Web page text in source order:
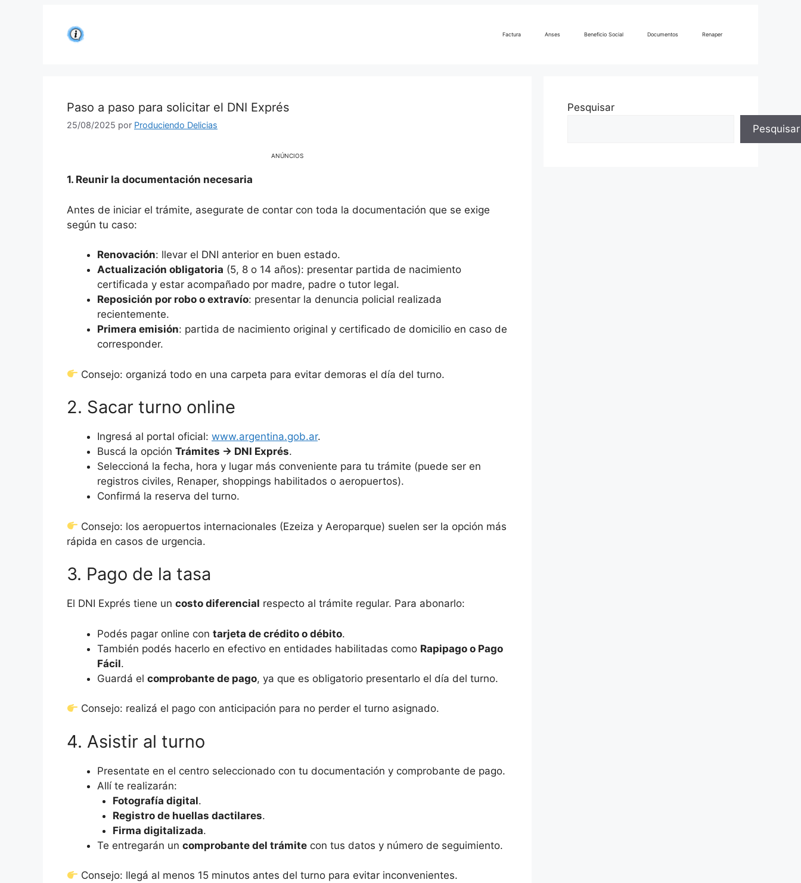
Factura Anses Beneficio Social Documentos Renaper
Paso a paso para solicitar el DNI Exprés
25/08/2025 por Produciendo Delicias
ANÚNCIOS
1. Reunir la documentación necesaria
Antes de iniciar el trámite, asegurate de contar con toda la documentación que se exige
según tu caso:
Renovación: llevar el DNI anterior en buen estado.
Actualización obligatoria (5, 8 o 14 años): presentar partida de nacimiento
certificada y estar acompañado por madre, padre o tutor legal.
Reposición por robo o extravío: presentar la denuncia policial realizada
recientemente.
Primera emisión: partida de nacimiento original y certificado de domicilio en caso de
corresponder.
Consejo: organizá todo en una carpeta para evitar demoras el día del turno.
2. Sacar turno online
Ingresá al portal oficial: www.argentina.gob.ar.
Buscá la opción Trámites → DNI Exprés.
Seleccioná la fecha, hora y lugar más conveniente para tu trámite (puede ser en
registros civiles, Renaper, shoppings habilitados o aeropuertos).
Confirmá la reserva del turno.
Consejo: los aeropuertos internacionales (Ezeiza y Aeroparque) suelen ser la opción más
rápida en casos de urgencia.
3. Pago de la tasa
El DNI Exprés tiene un costo diferencial respecto al trámite regular. Para abonarlo:
Podés pagar online con tarjeta de crédito o débito.
También podés hacerlo en efectivo en entidades habilitadas como Rapipago o Pago
Fácil.
Guardá el comprobante de pago, ya que es obligatorio presentarlo el día del turno.
Consejo: realizá el pago con anticipación para no perder el turno asignado.
4. Asistir al turno
Presentate en el centro seleccionado con tu documentación y comprobante de pago.
Allí te realizarán:
Fotografía digital.
Registro de huellas dactilares.
Firma digitalizada.
Te entregarán un comprobante del trámite con tus datos y número de seguimiento.
Consejo: llegá al menos 15 minutos antes del turno para evitar inconvenientes.
Pesquisar
Pesquisar